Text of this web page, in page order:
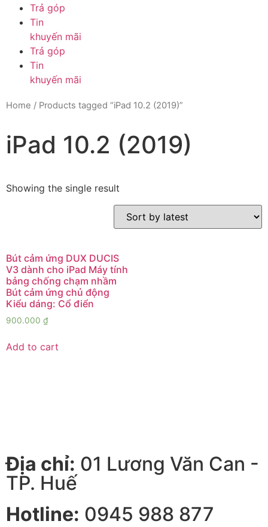
Trả góp
Tin
khuyến mãi
Trả góp
Tin
khuyến mãi
Home / Products tagged “iPad 10.2 (2019)”
iPad 10.2 (2019)
Showing the single result
Bút cảm ứng DUX DUCIS
V3 dành cho iPad Máy tính
bảng chống chạm nhầm
Bút cảm ứng chủ động
Kiểu dáng: Cổ điển
900.000 ₫
Add to cart
Địa chỉ: 01 Lương Văn Can -
TP. Huế
Hotline: 0945 988 877